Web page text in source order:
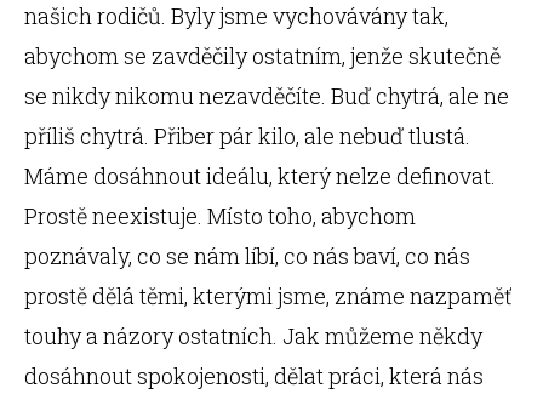
našich rodičů. Byly jsme vychovávány tak,
abychom se zavděčily ostatním, jenže skutečně
se nikdy nikomu nezavděčíte. Buď chytrá, ale ne
příliš chytrá. Přiber pár kilo, ale nebuď tlustá.
Máme dosáhnout ideálu, který nelze definovat.
Prostě neexistuje. Místo toho, abychom
poznávaly, co se nám líbí, co nás baví, co nás
prostě dělá těmi, kterými jsme, známe nazpaměť
touhy a názory ostatních. Jak můžeme někdy
dosáhnout spokojenosti, dělat práci, která nás